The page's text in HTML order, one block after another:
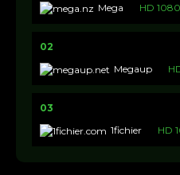
Mega
HD
02
Megaup
03
1fichier
HD